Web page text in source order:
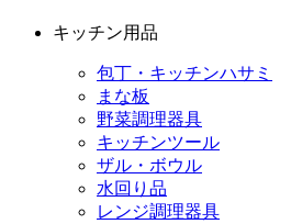
キッチン用品
包丁・キッチンハサミ
まな板
野菜調理器具
キッチンツール
ザル・ボウル
水回り品
レンジ調理器具